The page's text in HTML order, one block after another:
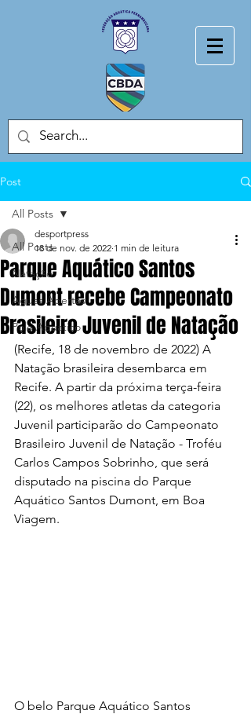
Post
All Posts
Natação
Aguas Abertas
Polo Aquatico
All Posts
Parque Aquático Santos
Dumont recebe Campeonato
Brasileiro Juvenil de Natação
desportpress
18 de nov. de 2022 1 min de leitura
(Recife, 18 de novembro de 2022) A
Natação brasileira desembarca em
Recife. A partir da próxima terça-feira
(22), os melhores atletas da categoria
Juvenil participarão do Campeonato
Brasileiro Juvenil de Natação - Troféu
Carlos Campos Sobrinho, que será
disputado na piscina do Parque
Aquático Santos Dumont, em Boa
Viagem.
O belo Parque Aquático Santos